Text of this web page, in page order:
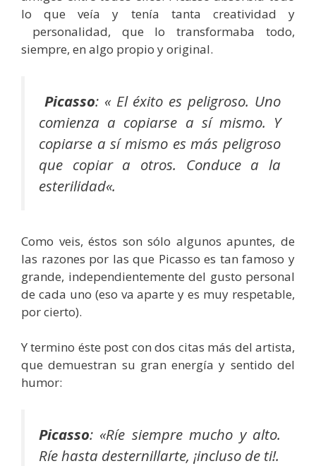
lo que veía y tenía tanta creatividad y
personalidad, que lo transformaba todo,
siempre, en algo propio y original.
Picasso: «El éxito es peligroso. Uno
comienza a copiarse a sí mismo. Y
copiarse a sí mismo es más peligroso
que copiar a otros. Conduce a la
esterilidad«.
Como veis, éstos son sólo algunos apuntes, de
las razones por las que Picasso es tan famoso y
grande, independientemente del gusto personal
de cada uno (eso va aparte y es muy respetable,
por cierto).
Y termino éste post con dos citas más del artista,
que demuestran su gran energía y sentido del
humor:
Picasso: «Ríe siempre mucho y alto.
Ríe hasta desternillarte, ¡incluso de ti!.